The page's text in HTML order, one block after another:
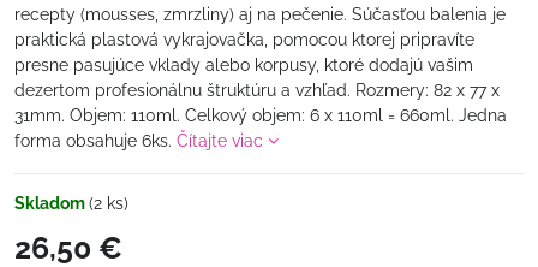
recepty (mousses, zmrzliny) aj na pečenie. Súčasťou balenia je
praktická plastová vykrajovačka, pomocou ktorej pripravíte
presne pasujúce vklady alebo korpusy, ktoré dodajú vašim
dezertom profesionálnu štruktúru a vzhľad. Rozmery: 82 x 77 x
31mm. Objem: 110ml. Celkový objem: 6 x 110ml = 660ml. Jedna
forma obsahuje 6ks. Čítajte viac
Skladom(2 ks)
26,50 €